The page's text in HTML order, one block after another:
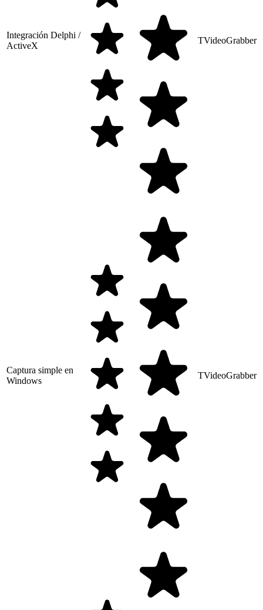
Integración Delphi /
ActiveX
TVideoGrabber
Captura simple en
Windows
TVideoGrabber